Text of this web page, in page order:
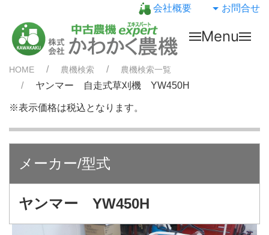
会社概要 お問合せ
Menu
HOME 農機検索 農機検索一覧
ヤンマー 自走式草刈機 YW450H
※表示価格は税込となります。
メーカー/型式
ヤンマー YW450H